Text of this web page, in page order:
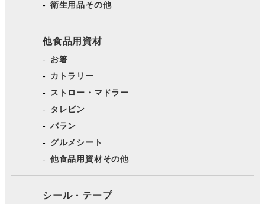
衛生用品その他
他食品用資材
お箸
カトラリー
ストロー・マドラー
タレビン
バラン
グルメシート
他食品用資材その他
シール・テープ